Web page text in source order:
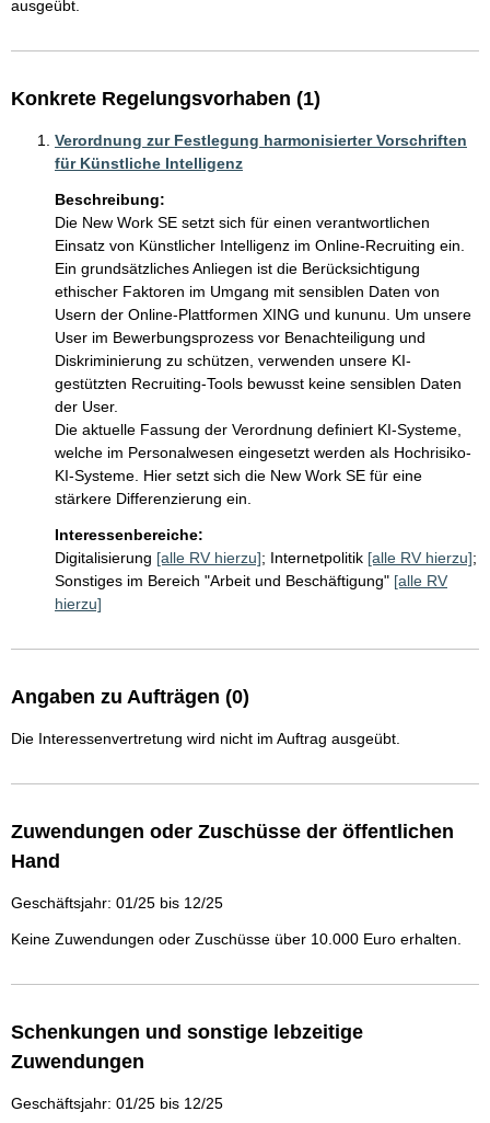
Konkrete Regelungsvorhaben (1)
Verordnung zur Festlegung harmonisierter Vorschriften
für Künstliche Intelligenz
Beschreibung:
Die New Work SE setzt sich für einen verantwortlichen
Einsatz von Künstlicher Intelligenz im Online-Recruiting ein.
Ein grundsätzliches Anliegen ist die Berücksichtigung
ethischer Faktoren im Umgang mit sensiblen Daten von
Usern der Online-Plattformen XING und kununu. Um unsere
User im Bewerbungsprozess vor Benachteiligung und
Diskriminierung zu schützen, verwenden unsere KI-
gestützten Recruiting-Tools bewusst keine sensiblen Daten
der User.
Die aktuelle Fassung der Verordnung definiert KI-Systeme,
welche im Personalwesen eingesetzt werden als Hochrisiko-
KI-Systeme. Hier setzt sich die New Work SE für eine
stärkere Differenzierung ein.
Interessenbereiche:
Digitalisierung [alle RV hierzu]; Internetpolitik [alle RV hierzu];
Sonstiges im Bereich "Arbeit und Beschäftigung" [alle RV
hierzu]
Angaben zu Aufträgen (0)
Die Interessenvertretung wird nicht im Auftrag ausgeübt.
Zuwendungen oder Zuschüsse der öffentlichen
Hand
Geschäftsjahr: 01/25 bis 12/25
Keine Zuwendungen oder Zuschüsse über 10.000 Euro erhalten.
Schenkungen und sonstige lebzeitige
Zuwendungen
Geschäftsjahr: 01/25 bis 12/25